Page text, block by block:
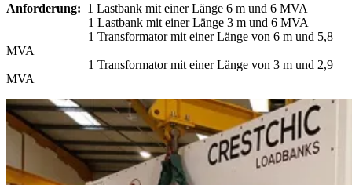
Anforderung: 1 Lastbank mit einer Länge 6 m und 6 MVA
1 Lastbank mit einer Länge 3 m und 6 MVA
1 Transformator mit einer Länge von 6 m und 5,8
MVA
1 Transformator mit einer Länge von 3 m und 2,9
MVA